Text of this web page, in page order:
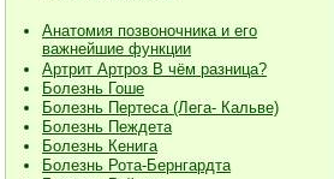
Анатомия позвоночника и его
важнейшие функции
Артрит Артроз В чём разница?
Болезнь Гоше
Болезнь Пертеса (Лега- Кальве)
Болезнь Пеждета
Болезнь Кенига
Болезнь Рота-Бернгардта